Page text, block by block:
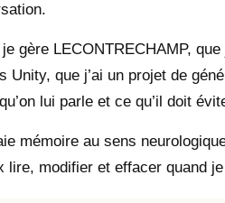
gère LECONTRECHAMP,
Unity, que j’ai un projet de
lui parle et ce qu’il doit
mémoire au sens
lire, modifier et effacer quand